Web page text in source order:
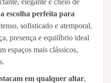
elegante e cheio de
escolha perfeita para
sofisticado e atemporal,
presença e equilíbrio ideal
espaços mais clássicos,
em qualquer altar,